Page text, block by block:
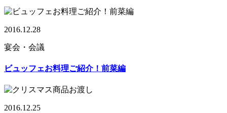
2016.12.28
宴会・会議
ビュッフェお料理ご紹介！前菜編
2016.12.25